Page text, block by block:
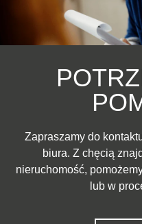
Zapraszamy do
biura. Z chęcią
nieruchomość,
lub w